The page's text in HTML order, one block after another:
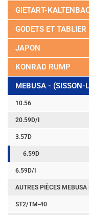
GIETART-
GODETS ET TABLIER
JAPON
KONRAD RUMP
MEBUSA - (SISSON-
10.56
20.59D/I
3.57D
6.59D
6.59D/I
AUTRES PIÈCES
ST2/TM-40